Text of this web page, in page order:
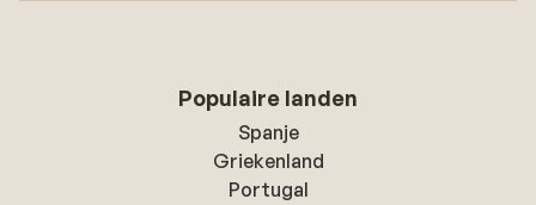
Populaire landen
Spanje
Griekenland
Portugal